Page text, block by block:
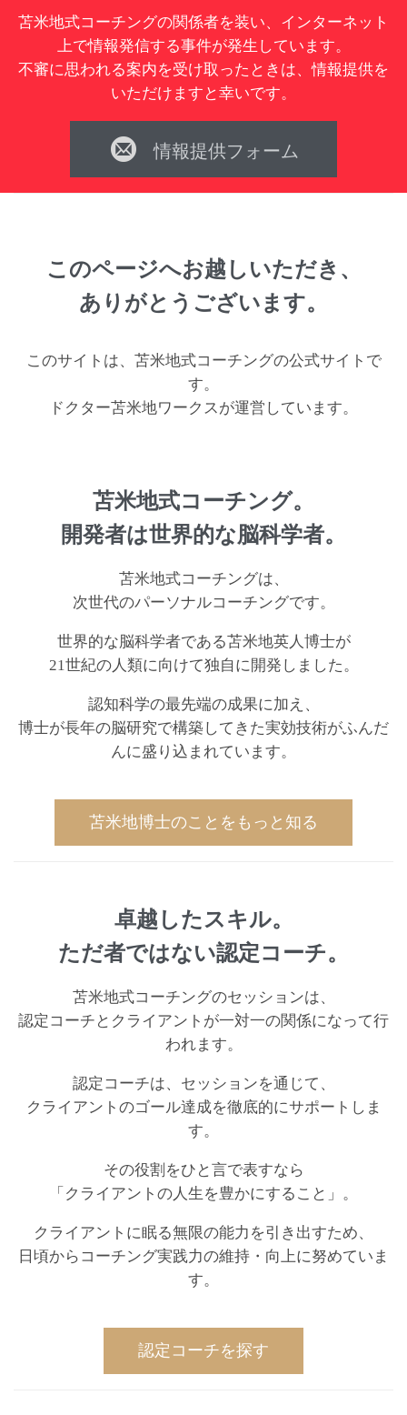
苫米地式コーチングの関係者を装い、インターネット
上で情報発信する事件が発生しています。
不審に思われる案内を受け取ったときは、情報提供を
いただけますと幸いです。
 情報提供フォーム
このページへお越しいただき、
ありがとうございます。
このサイトは、苫米地式コーチングの公式サイトで
す。
ドクター苫米地ワークスが運営しています。
苫米地式コーチング。
開発者は世界的な脳科学者。
苫米地式コーチングは、
次世代のパーソナルコーチングです。
世界的な脳科学者である苫米地英人博士が
21世紀の人類に向けて独自に開発しました。
認知科学の最先端の成果に加え、
博士が長年の脳研究で構築してきた実効技術がふんだ
んに盛り込まれています。
苫米地博士のことをもっと知る
卓越したスキル。
ただ者ではない認定コーチ。
苫米地式コーチングのセッションは、
認定コーチとクライアントが一対一の関係になって行
われます。
認定コーチは、セッションを通じて、
クライアントのゴール達成を徹底的にサポートしま
す。
その役割をひと言で表すなら
「クライアントの人生を豊かにすること」。
クライアントに眠る無限の能力を引き出すため、
日頃からコーチング実践力の維持・向上に努めていま
す。
認定コーチを探す